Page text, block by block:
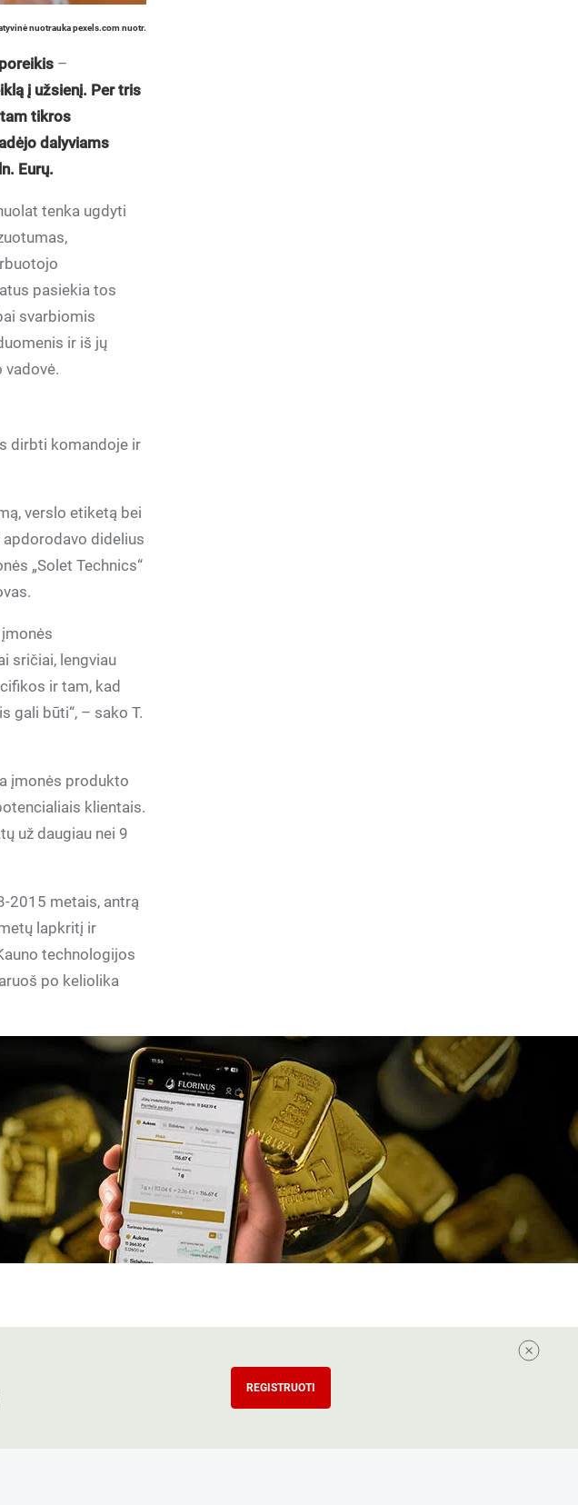
nuotrauka pexels.com nuotr.
–
į užsienį. Per tris
tam tikros
dalyviams
Eurų.
tenka ugdyti
pasiekia tos
svarbiomis
ir iš jų
vadovė.
dirbti komandoje ir
verslo etiketą bei
didelius
„Solet Technics“
sričiai, lengviau
ir tam, kad
gali būti“, – sako T.
įmonės produkto
klientais.
už daugiau nei 9
2015 metais, antrą
lapkritį ir
technologijos
po keliolika
REGISTRUOTI